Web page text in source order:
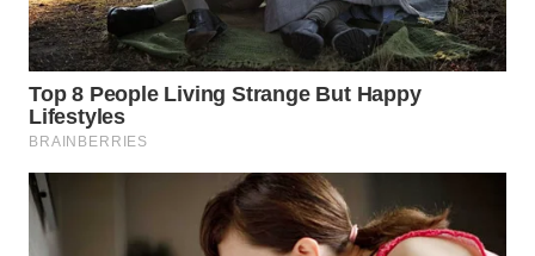
WN
TAPANULI
TENGAH
WN DELI
SERDANG
TEBING